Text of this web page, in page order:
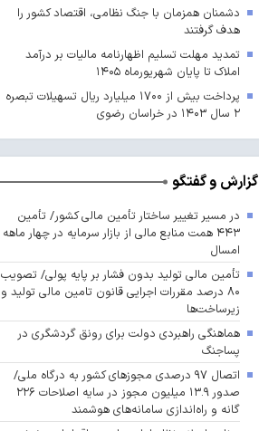
دشمنان همزمان با جنگ نظامی، اقتصاد کشور را
هدف گرفتند
تمدید مهلت تسلیم اظهارنامه مالیات بر درآمد
املاک تا پایان شهریورماه ۱۴۰۵
پرداخت بیش از ۱۷۰۰ میلیارد ریال تسهیلات تبصره
۲ سال ۱۴۰۳ در خراسان رضوی
گزارش و گفتگو
در مسیر تغییر ساختار تأمین مالی کشور/ تأمین
۴۴۳ همت منابع مالی از بازار سرمایه در چهار ماهه
امسال
تأمین مالی تولید بدون فشار بر پایه پولی/ تصویب
۸۰ درصد مقررات اجرایی قانون تامین مالی تولید و
زیرساخت‌ها
هماهنگی راهبردی دولت برای رونق گردشگری در
پساجنگ
اتصال ۹۷ درصدی مجوزهای کشور به درگاه ملی/
صدور ۱۳.۹ میلیون مجوز در سایه اصلاحات ۲۲۶
گانه و راه‌اندازی سامانه‌های هوشمند